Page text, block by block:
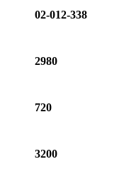
02-012-338
2980
720
3200